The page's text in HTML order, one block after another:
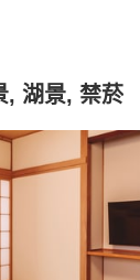
, 湖景, 禁菸